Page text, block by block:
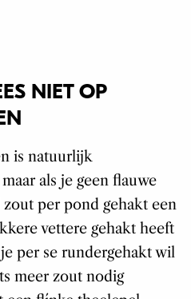
NIET OP
is natuurlijk
als je geen flauwe
per pond gehakt een
vettere gehakt heeft
per se rundergehakt wil
meer zout nodig